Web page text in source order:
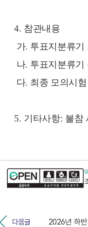
4. 참관내용
가. 투표지분류
나. 투표지분류기
다. 최종 모의시
5. 기타사항: 불참
다음글